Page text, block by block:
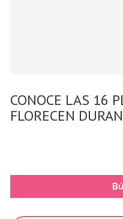
CONOCE LAS 16
FLORECEN